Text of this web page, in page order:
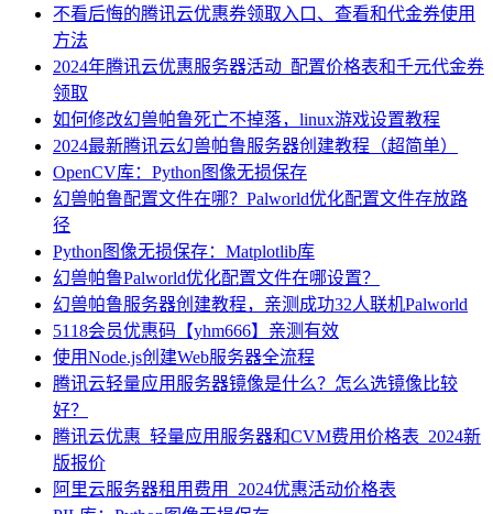
不看后悔的腾讯云优惠券领取入口、查看和代金券使用
方法
2024年腾讯云优惠服务器活动_配置价格表和千元代金券
领取
如何修改幻兽帕鲁死亡不掉落，linux游戏设置教程
2024最新腾讯云幻兽帕鲁服务器创建教程（超简单）
OpenCV库：Python图像无损保存
幻兽帕鲁配置文件在哪？Palworld优化配置文件存放路
径
Python图像无损保存：Matplotlib库
幻兽帕鲁Palworld优化配置文件在哪设置？
幻兽帕鲁服务器创建教程，亲测成功32人联机Palworld
5118会员优惠码【yhm666】亲测有效
使用Node.js创建Web服务器全流程
腾讯云轻量应用服务器镜像是什么？怎么选镜像比较
好？
腾讯云优惠_轻量应用服务器和CVM费用价格表_2024新
版报价
阿里云服务器租用费用_2024优惠活动价格表